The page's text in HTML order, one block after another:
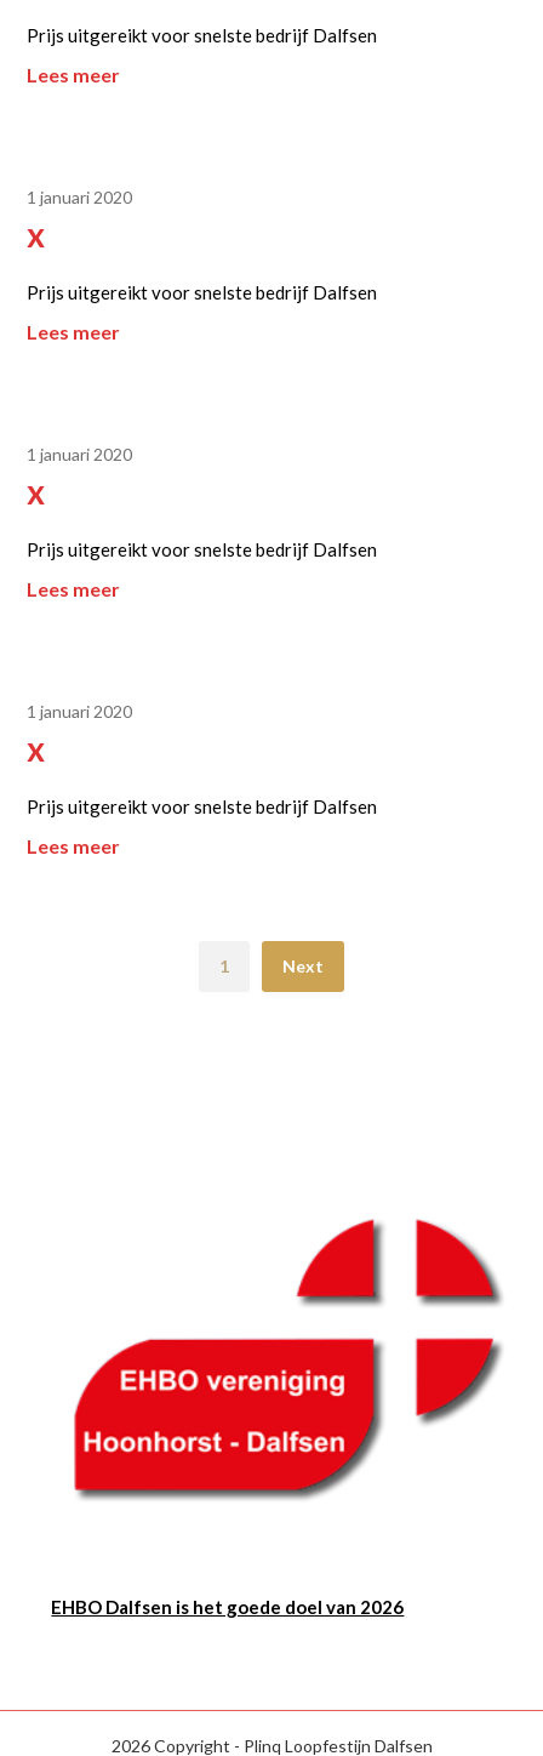
Prijs uitgereikt voor snelste bedrijf Dalfsen
Lees meer
1 januari 2020
x
Prijs uitgereikt voor snelste bedrijf Dalfsen
Lees meer
1 januari 2020
x
Prijs uitgereikt voor snelste bedrijf Dalfsen
Lees meer
1 januari 2020
x
Prijs uitgereikt voor snelste bedrijf Dalfsen
Lees meer
1 Next
EHBO Dalfsen is het goede doel van 2026
2026 Copyright - Plinq Loopfestijn Dalfsen